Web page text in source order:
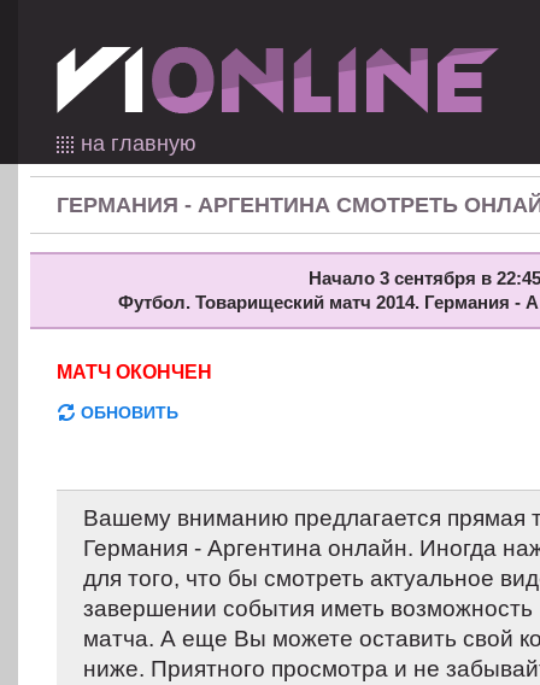
на главную
ГЕРМАНИЯ - АРГЕНТИНА СМОТРЕТЬ
Начало 3 сентября в
Футбол. Товарищеский матч 2014. Германия -
МАТЧ ОКОНЧЕН
ОБНОВИТЬ
Вашему вниманию предлагается прямая
Германия - Аргентина онлайн. Иногда
для того, что бы смотреть актуальное
завершении события иметь возможность
матча. А еще Вы можете оставить свой
ниже. Приятного просмотра и не